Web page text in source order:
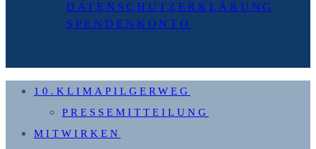
DATENSCHUTZERKLÄRUNG
SPENDENKONTO
10.KLIMAPILGERWEG
PRESSEMITTEILUNG
MITWIRKEN